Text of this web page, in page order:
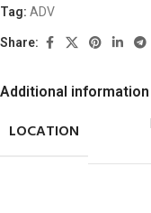
Tag: ADV
Share:
Additional information
LOCATION